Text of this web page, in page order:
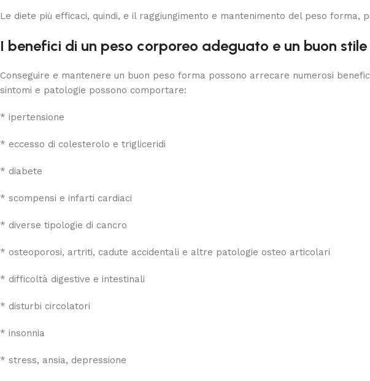
Le diete più efficaci, quindi, e il raggiungimento e mantenimento del peso forma,
I benefici di un peso corporeo adeguato e un buon
Conseguire e mantenere un buon peso forma possono arrecare numerosi
sintomi e patologie possono comportare:
* ipertensione
* eccesso di colesterolo e trigliceridi
* diabete
* scompensi e infarti cardiaci
* diverse tipologie di cancro
* osteoporosi, artriti, cadute accidentali e altre patologie osteo articolari
* difficoltà digestive e intestinali
* disturbi circolatori
* insonnia
* stress, ansia, depressione